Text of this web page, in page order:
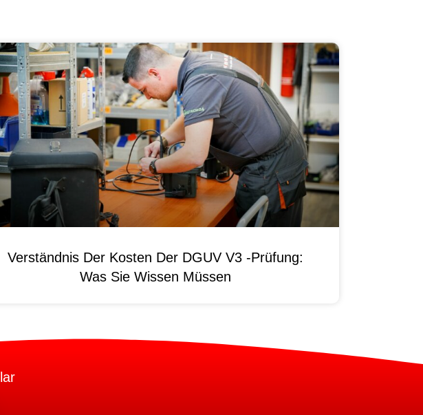
Verständnis Der Kosten Der DGUV V3 -Prüfung:
Was Sie Wissen Müssen